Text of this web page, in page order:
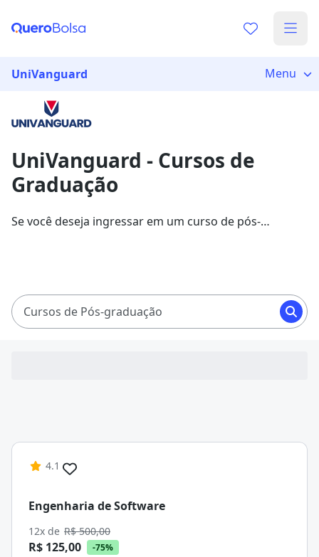
Vamos te guiar no caminho ideal para seus estudos
Sim, já sei
UniVanguard Menu
UniVanguard - Cursos de
Graduação
Se você deseja ingressar em um curso de pós-
Cursos de Pós-graduação
4.1
Engenharia de Software
12x de R$ 500,00
R$ 125,00
-75%